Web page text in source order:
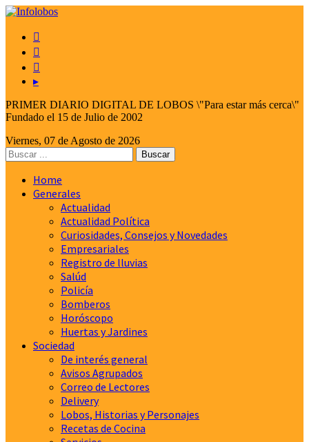



▸
PRIMER DIARIO DIGITAL DE LOBOS \"Para estar más cerca\"
Fundado el 15 de Julio de 2002
Viernes, 07 de Agosto de 2026
Home
Generales
Actualidad
Actualidad Política
Curiosidades, Consejos y Novedades
Empresariales
Registro de lluvias
Salúd
Policía
Bomberos
Horóscopo
Huertas y Jardines
Sociedad
De interés general
Avisos Agrupados
Correo de Lectores
Delivery
Lobos, Historias y Personajes
Recetas de Cocina